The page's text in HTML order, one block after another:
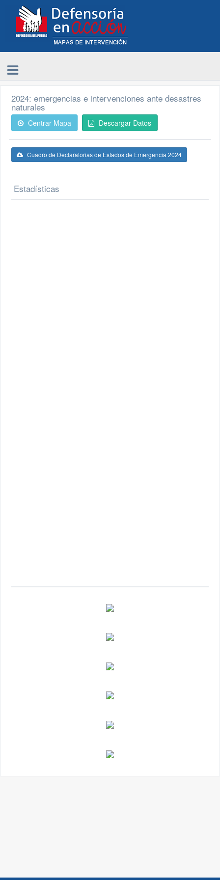
2024: emergencias e intervenciones ante desastres
naturales
Centrar Mapa Descargar Datos
Cuadro de Declaratorias de Estados de Emergencia 2024
Estadísticas